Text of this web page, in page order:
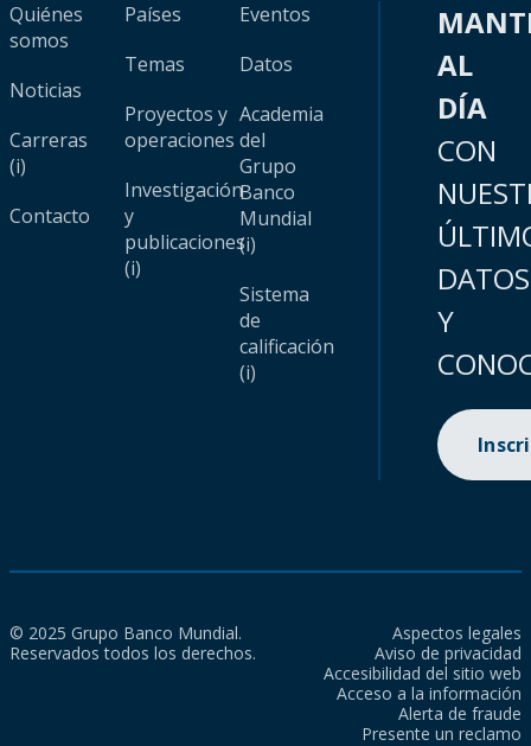
Quiénes
somos
Noticias
Carreras
(i)
Contacto
Países
Temas
Proyectos y
operaciones
Investigación
y
publicaciones
(i)
Eventos
Datos
Academia
del
Grupo
Banco
Mundial
(i)
Sistema
de
calificación
(i)
AL
DÍA
CON
DATOS
Y
© 2025 Grupo Banco Mundial.
Reservados todos los derechos.
Aspectos legales
Aviso de privacidad
Accesibilidad del sitio web
Acceso a la información
Alerta de fraude
Presente un reclamo